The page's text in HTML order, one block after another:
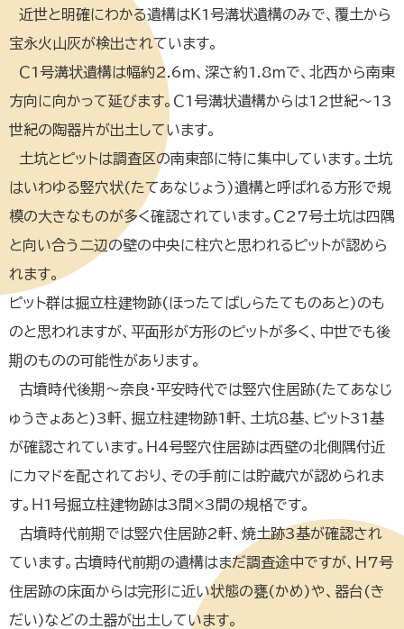
近世と明確にわかる遺構はＫ1号溝状遺構のみで、覆土から
宝永火山灰が検出されています。
Ｃ1号溝状遺構は幅約2.6ｍ、深さ約1.8ｍで、北西から南東
方向に向かって延びます。Ｃ1号溝状遺構からは12世紀～13
世紀の陶器片が出土しています。
土坑とピットは調査区の南東部に特に集中しています。土坑
はいわゆる竪穴状(たてあなじょう)遺構と呼ばれる方形で規
模の大きなものが多く確認されています。Ｃ27号土坑は四隅
と向い合う二辺の壁の中央に柱穴と思われるピットが認めら
れます。
ピット群は掘立柱建物跡(ほったてばしらたてものあと)のも
のと思われますが、平面形が方形のピットが多く、中世でも後
期のものの可能性があります。
古墳時代後期～奈良・平安時代では竪穴住居跡(たてあなじ
ゅうきょあと)3軒、掘立柱建物跡1軒、土坑8基、ピット31基
が確認されています。Ｈ4号竪穴住居跡は西壁の北側隅付近
にカマドを配されており、その手前には貯蔵穴が認められま
す。Ｈ1号掘立柱建物跡は3間×3間の規格です。
古墳時代前期では竪穴住居跡2軒、焼土跡3基が確認され
ています。古墳時代前期の遺構はまだ調査途中ですが、Ｈ7号
住居跡の床面からは完形に近い状態の甕(かめ)や、器台(き
だい)などの土器が出土しています。